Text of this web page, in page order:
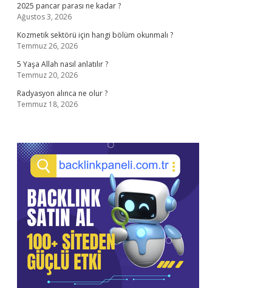
2025 pancar parası ne kadar ?
Ağustos 3, 2026
Kozmetik sektörü için hangi bölüm okunmalı ?
Temmuz 26, 2026
5 Yaşa Allah nasıl anlatılır ?
Temmuz 20, 2026
Radyasyon alınca ne olur ?
Temmuz 18, 2026